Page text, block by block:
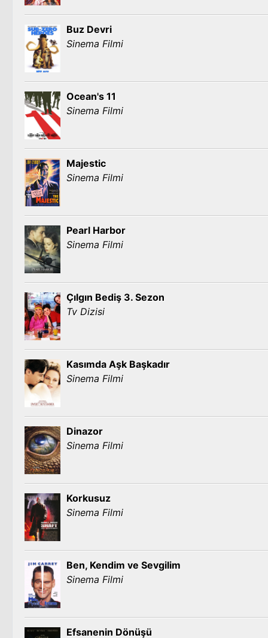
Buz Devri
Sinema Filmi
Ocean's 11
Sinema Filmi
Majestic
Sinema Filmi
Pearl Harbor
Sinema Filmi
Çılgın Bediş 3. Sezon
Tv Dizisi
Kasımda Aşk Başkadır
Sinema Filmi
Dinazor
Sinema Filmi
Korkusuz
Sinema Filmi
Ben, Kendim ve Sevgilim
Sinema Filmi
Efsanenin Dönüşü